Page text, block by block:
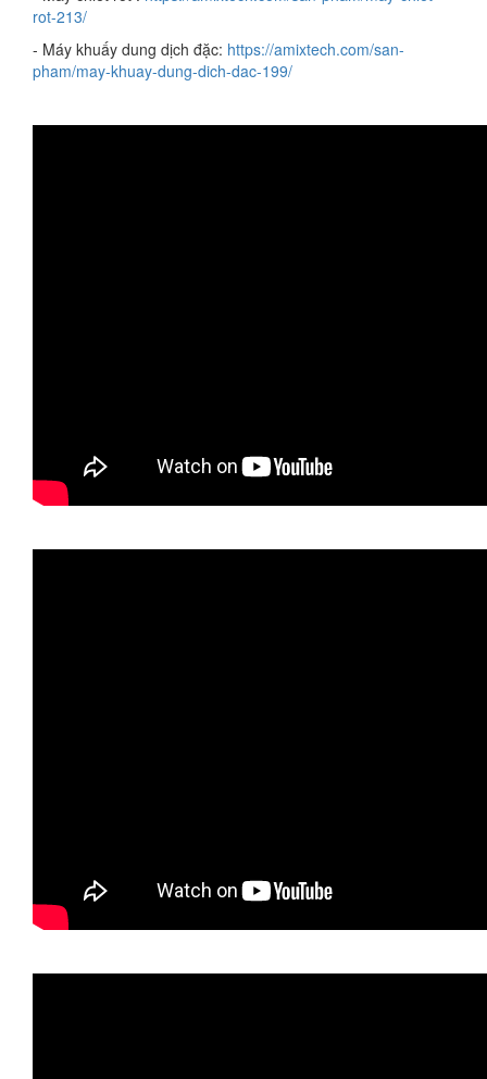
rot-213/
- Máy khuấy dung dịch đặc: https://amixtech.com/san-
pham/may-khuay-dung-dich-dac-199/